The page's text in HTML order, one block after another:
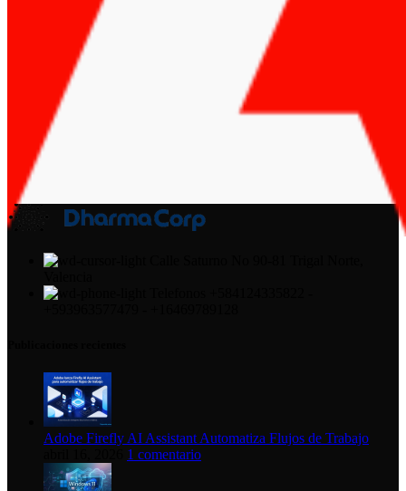
Adobe Firefly AI Assistant Automatiza Flujos de Trabajo
1 comentario